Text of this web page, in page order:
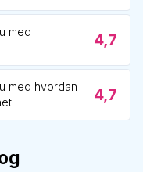
med
4,7
med hvordan
4,7